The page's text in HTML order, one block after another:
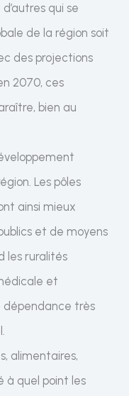
qui se
de la région soit
des projections
2070, ces
bien au
Les pôles
ainsi mieux
et de moyens
les ruralités
et
dépendance très
alimentaires,
à quel point les